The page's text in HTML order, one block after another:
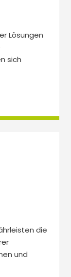
Lösungen
sich
die
und